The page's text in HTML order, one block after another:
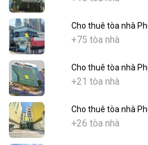
Cho thuê tòa nhà
+75 tòa nhà
Cho thuê tòa nhà
+21 tòa nhà
Cho thuê tòa nhà
+26 tòa nhà